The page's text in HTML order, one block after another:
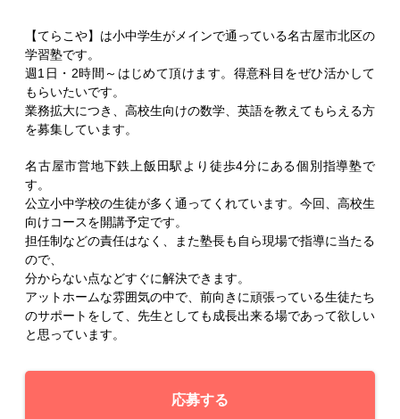
【てらこや】は小中学生がメインで通っている名古屋市北区の
学習塾です。
週1日・2時間～はじめて頂けます。得意科目をぜひ活かして
もらいたいです。
業務拡大につき、高校生向けの数学、英語を教えてもらえる方
を募集しています。
名古屋市営地下鉄上飯田駅より徒歩4分にある個別指導塾で
す。
公立小中学校の生徒が多く通ってくれています。今回、高校生
向けコースを開講予定です。
担任制などの責任はなく、また塾長も自ら現場で指導に当たる
ので、
分からない点などすぐに解決できます。
アットホームな雰囲気の中で、前向きに頑張っている生徒たち
のサポートをして、先生としても成長出来る場であって欲しい
と思っています。
応募する